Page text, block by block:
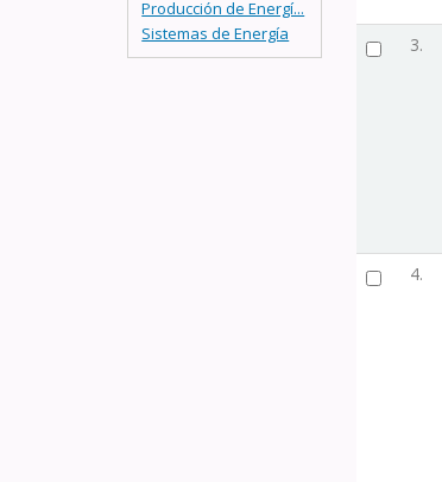
Producción de Energí...
Sistemas de Energía
3.
4.